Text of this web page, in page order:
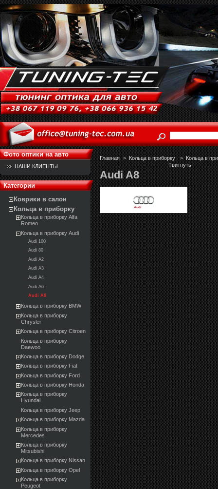
Фото оптики на авто
НАШИ КЛИЕНТЫ
Категории
Коврики в салон
Кольца в приборку
Кольца в приборку Alfa
Romeo
Кольца в приборку Audi
Audi 100
Audi 80
Audi A2
Audi A3
Audi A4
Audi A6
Audi A8
Кольца в приборку BMW
Кольца в приборку
Chrysler
Кольца в приборку Citroen
Кольца в приборку
Daewoo
Кольца в приборку Dodge
Кольца в приборку Fiat
Кольца в приборку Ford
Кольца в приборку Honda
Кольца в приборку
Hyundai
Кольца в приборку Jeep
Кольца в приборку Mazda
Кольца в приборку
Mercedes
Кольца в приборку
Mitsubishi
Кольца в приборку Nissan
Кольца в приборку Opel
Кольца в приборку
Peugeot
Главная > Кольца в приборку > Кольца в
Твитнуть
Audi A8